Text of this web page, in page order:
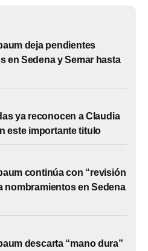
deja pendientes
en Sedena y Semar hasta
ya reconocen a Claudia
este importante titulo
continúa con “revisión
nombramientos en Sedena
descarta “mano dura”